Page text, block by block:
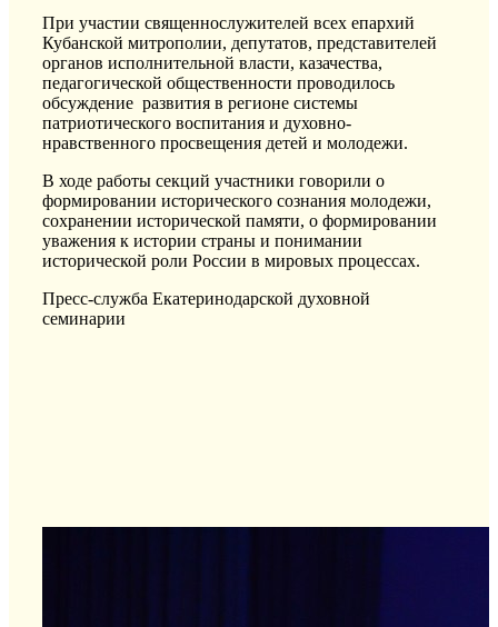
При участии священнослужителей всех епархий
Кубанской митрополии, депутатов, представителей
органов исполнительной власти, казачества,
педагогической общественности проводилось
обсуждение развития в регионе системы
патриотического воспитания и духовно-
нравственного просвещения детей и молодежи.
В ходе работы секций участники говорили о
формировании исторического сознания молодежи,
сохранении исторической памяти, о формировании
уважения к истории страны и понимании
исторической роли России в мировых процессах.
Пресс-служба Екатеринодарской духовной
семинарии